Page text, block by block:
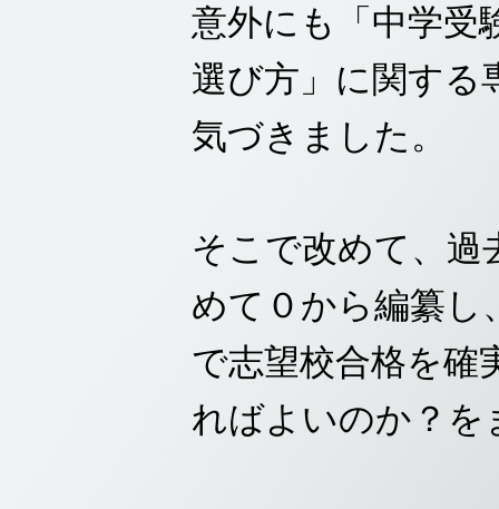
意外にも「中学受
選び方」に関する
気づきました。
そこで改めて、過
めて０から編纂し
で志望校合格を確
ればよいのか？を